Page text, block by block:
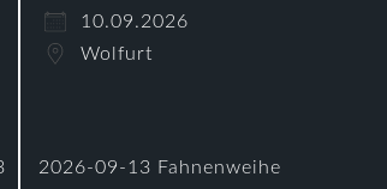
10.09.2026
Wolfurt
2026-09-13 Fahnenweihe